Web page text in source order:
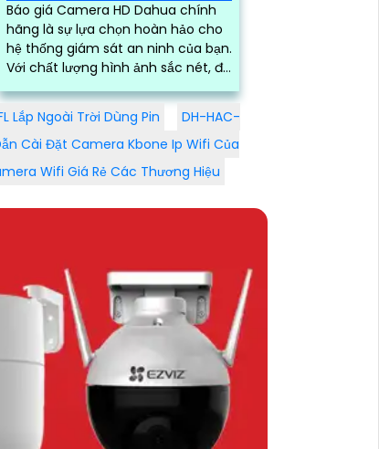
Báo giá Camera HD Dahua chính
hãng là sự lựa chọn hoàn hảo cho
hệ thống giám sát an ninh của bạn.
Với chất lượng hình ảnh sắc nét, độ
phân giải cao và tính năng thông
minh, các sản phẩm camera
Dahua đem lại sự tin tưởng và an
tâm cho người sử dụng
Lắp Ngoài Trời Dùng Pin
DH-HAC-
Cài Đặt Camera Kbone Ip Wifi Của
Wifi Giá Rẻ Các Thương Hiệu